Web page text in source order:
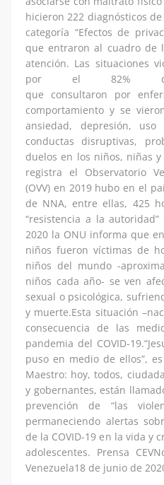
hicieron 222 diagnósticos
categoría “Efectos de
que entraron al cuadro de
atención. Las situaciones
por el 82%
que consultaron por
comportamiento y se
ansiedad, depresión, uso
conductas disruptivas,
duelos en los niños, niñas y
registra el Observatorio
(OVV) en 2019 hubo en el
de NNA, entre ellas, 425
“resistencia a la
2020 la ONU informa que
niños fueron víctimas de
niños del mundo -
niños cada año- se ven
sexual o psicológica,
y muerte.⁣⁣Esta situación
consecuencia de las
pandemia del COVID-
puso en medio de ellos”,
Maestro: hoy, todos,
y gobernantes, están
prevención de “las
permaneciendo alertas
de la COVID-19 en la vida y
adolescentes.⁣ Prensa
Venezuela18 de junio de